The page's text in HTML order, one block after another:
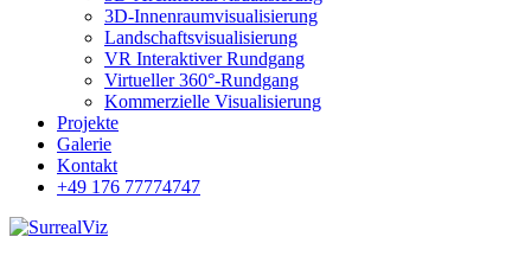
3D-Innenraumvisualisierung
Landschaftsvisualisierung
VR Interaktiver Rundgang
Virtueller 360°-Rundgang
Kommerzielle Visualisierung
Projekte
Galerie
Kontakt
+49 176 77774747